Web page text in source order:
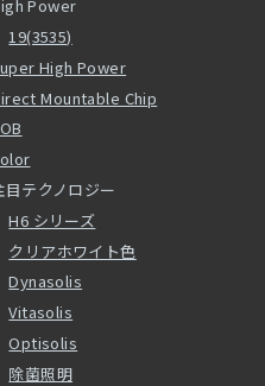
Power
19(3535)
High Power
Mountable Chip
目テクノロジー
H6 シリーズ
クリアホワイト色
Dynasolis
Vitasolis
Optisolis
除菌照明